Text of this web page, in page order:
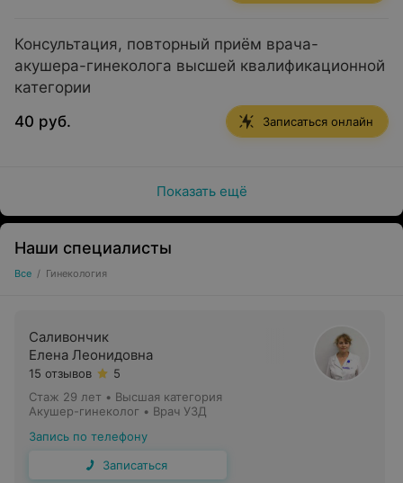
органов.
Диагностика и лечение инфекций половых путей.
Нарушения менструального цикла.
Скрининг онкологических заболеваний шейки матки
Профилактические ежегодные осмотры.
Подбор оптимального контрацептивного метода.
Врачи-гинекологи проводят:
Первичные и повторные приемы пациентов.
Диагностику.
Консервативное и хирургическое лечение
гинекологических заболеваний.
Консультация, повторный приём врача-
акушера-гинеколога высшей квалификационной
категории
40 руб.
Записаться онлайн
Показать ещё
Наши специалисты
Все / Гинекология
Саливончик
Елена Леонидовна
15 отзывов
5
Стаж 29 лет • Высшая категория
Акушер-гинеколог • Врач УЗД
Запись по телефону
Записаться